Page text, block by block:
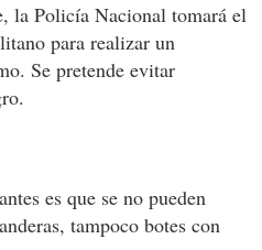
la Policía Nacional tomará el
para realizar un
Se pretende evitar
es que se no pueden
tampoco botes con